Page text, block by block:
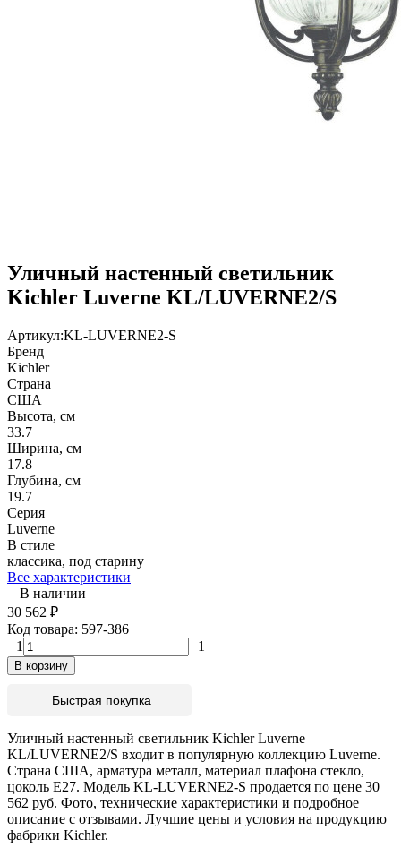
Уличный настенный светильник
Kichler Luverne KL/LUVERNE2/S
Артикул:KL-LUVERNE2-S
Бренд
Kichler
Страна
США
Высота, см
33.7
Ширина, см
17.8
Глубина, см
19.7
Серия
Luverne
В стиле
классика, под старину
Все характеристики
В наличии
30 562 ₽
Код товара: 597-386
1
1
В корзину
Быстрая покупка
Уличный настенный светильник Kichler Luverne
KL/LUVERNE2/S входит в популярную коллекцию Luverne.
Страна США, арматура металл, материал плафона стекло,
цоколь E27. Модель KL-LUVERNE2-S продается по цене 30
562 руб. Фото, технические характеристики и подробное
описание с отзывами. Лучшие цены и условия на продукцию
фабрики Kichler.